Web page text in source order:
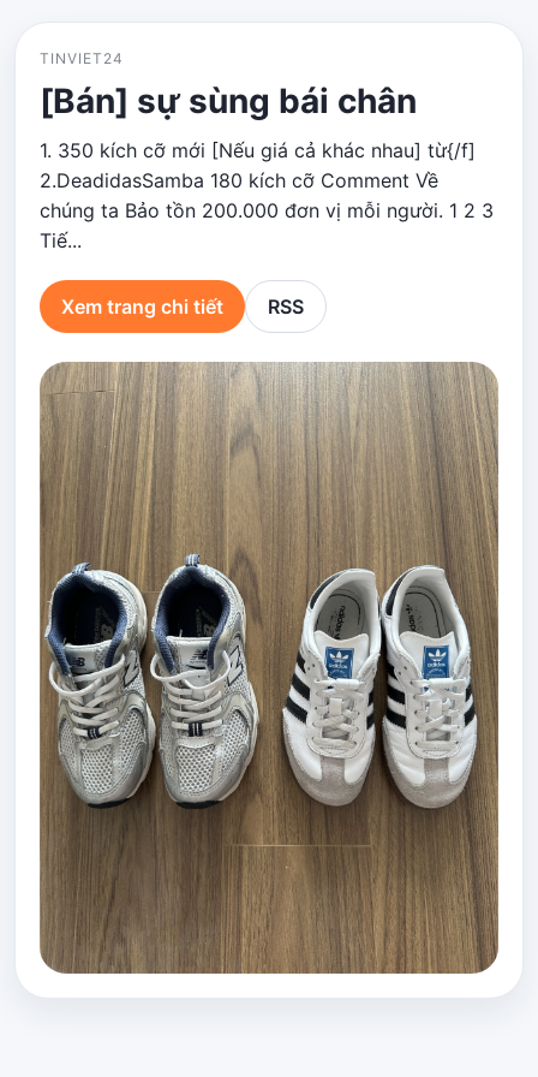
TINVIET24
[Bán] sự sùng bái chân
1. 350 kích cỡ mới [Nếu giá cả khác nhau] từ{/f]
2.DeadidasSamba 180 kích cỡ Comment Về
chúng ta Bảo tồn 200.000 đơn vị mỗi người. 1 2 3
Tiế...
Xem trang chi tiết RSS